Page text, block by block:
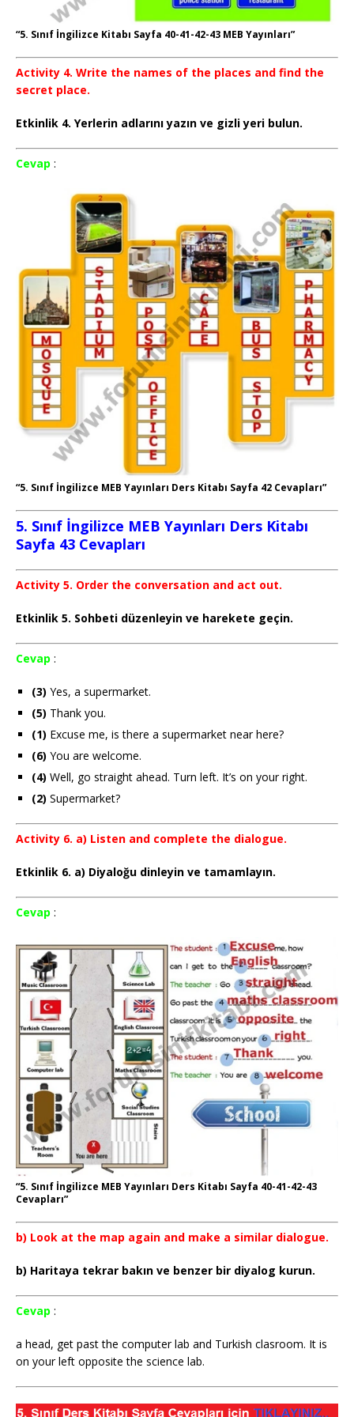
“5. Sınıf İngilizce Kitabı Sayfa 40-41-42-43 MEB Yayınları”
Activity 4. Write the names of the places and find the
secret place.
Etkinlik 4. Yerlerin adlarını yazın ve gizli yeri bulun.
Cevap :
“5. Sınıf İngilizce MEB Yayınları Ders Kitabı Sayfa 42 Cevapları”
5. Sınıf İngilizce MEB Yayınları Ders Kitabı
Sayfa 43 Cevapları
Activity 5. Order the conversation and act out.
Etkinlik 5. Sohbeti düzenleyin ve harekete geçin.
Cevap :
(3) Yes, a supermarket.
(5) Thank you.
(1) Excuse me, is there a supermarket near here?
(6) You are welcome.
(4) Well, go straight ahead. Turn left. It’s on your right.
(2) Supermarket?
Activity 6. a) Listen and complete the dialogue.
Etkinlik 6. a) Diyaloğu dinleyin ve tamamlayın.
Cevap :
“5. Sınıf İngilizce MEB Yayınları Ders Kitabı Sayfa 40-41-42-43
Cevapları”
b) Look at the map again and make a similar dialogue.
b) Haritaya tekrar bakın ve benzer bir diyalog kurun.
Cevap :
a head, get past the computer lab and Turkish clasroom. It is
on your left opposite the science lab.